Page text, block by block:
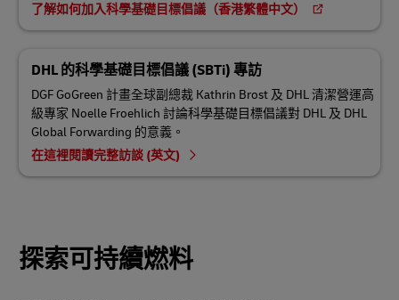
了解如何加入科學基礎目標倡議（香港繁體中文）
DHL 的科學基礎目標倡議 (SBTi) 專訪
DGF GoGreen 計畫全球副總裁 Kathrin Brost 及 DHL 清潔營運高
級專家 Noelle Froehlich 討論科學基礎目標倡議對 DHL 及 DHL
Global Forwarding 的意義。
在這裡閱讀完整訪談 (英文)
探索可持續燃料